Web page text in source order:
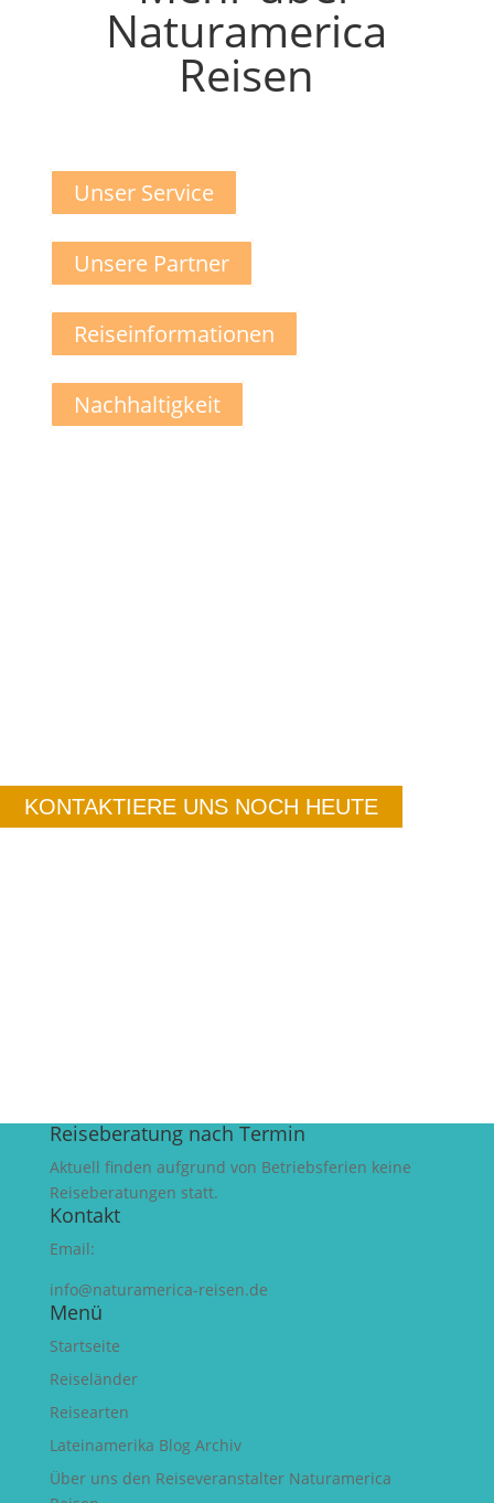
Naturamerica
Reisen
Unser Service
Unsere Partner
Reiseinformationen
Nachhaltigkeit
KONTAKTIERE UNS NOCH HEUTE
Reiseberatung nach Termin
Aktuell finden aufgrund von Betriebsferien keine
Reiseberatungen statt.
Kontakt
Email:
info@naturamerica-reisen.de
Menü
Startseite
Reiseländer
Reisearten
Lateinamerika Blog Archiv
Über uns den Reiseveranstalter Naturamerica